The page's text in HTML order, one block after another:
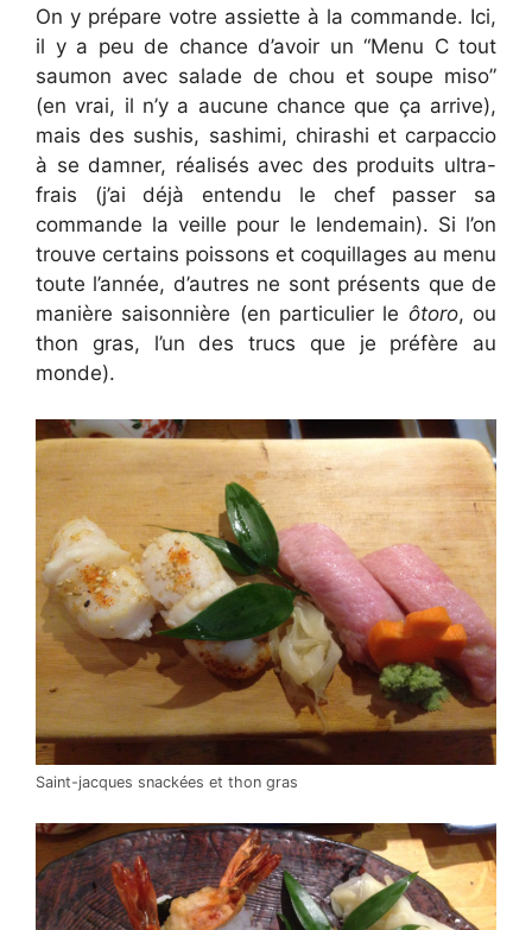
On y prépare votre assiette à la commande. Ici,
il y a peu de chance d’avoir un “Menu C tout
saumon avec salade de chou et soupe miso”
(en vrai, il n’y a aucune chance que ça arrive),
mais des sushis, sashimi, chirashi et carpaccio
à se damner, réalisés avec des produits ultra-
frais (j’ai déjà entendu le chef passer sa
commande la veille pour le lendemain). Si l’on
trouve certains poissons et coquillages au menu
toute l’année, d’autres ne sont présents que de
manière saisonnière (en particulier le ôtoro, ou
thon gras, l’un des trucs que je préfère au
monde).
Saint-jacques snackées et thon gras